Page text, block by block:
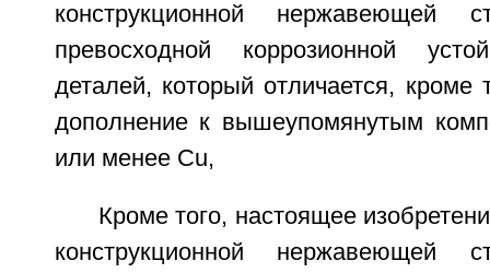
конструкционной нержавеющей
превосходной коррозионной
деталей, который отличается, кроме
дополнение к вышеупомянутым
или менее Cu,
Кроме того, настоящее
конструкционной нержавеющей